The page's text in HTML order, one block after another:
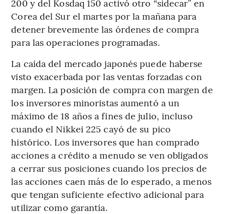
200 y del Kosdaq 150 activó otro “sidecar” en
Corea del Sur el martes por la mañana para
detener brevemente las órdenes de compra
para las operaciones programadas.
La caída del mercado japonés puede haberse
visto exacerbada por las ventas forzadas con
margen. La posición de compra con margen de
los inversores minoristas aumentó a un
máximo de 18 años a fines de julio, incluso
cuando el Nikkei 225 cayó de su pico
histórico. Los inversores que han comprado
acciones a crédito a menudo se ven obligados
a cerrar sus posiciones cuando los precios de
las acciones caen más de lo esperado, a menos
que tengan suficiente efectivo adicional para
utilizar como garantía.